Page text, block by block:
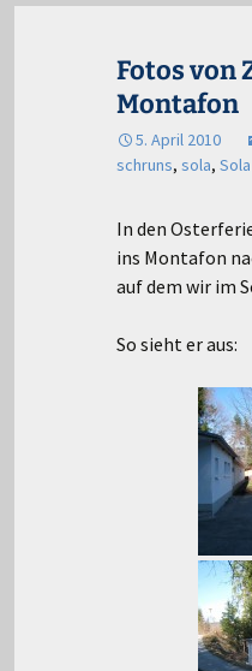
Fotos von
Montafon
5. April 2010
schruns, sola,
In den
ins Montafon
auf dem wir im
So sieht er aus: